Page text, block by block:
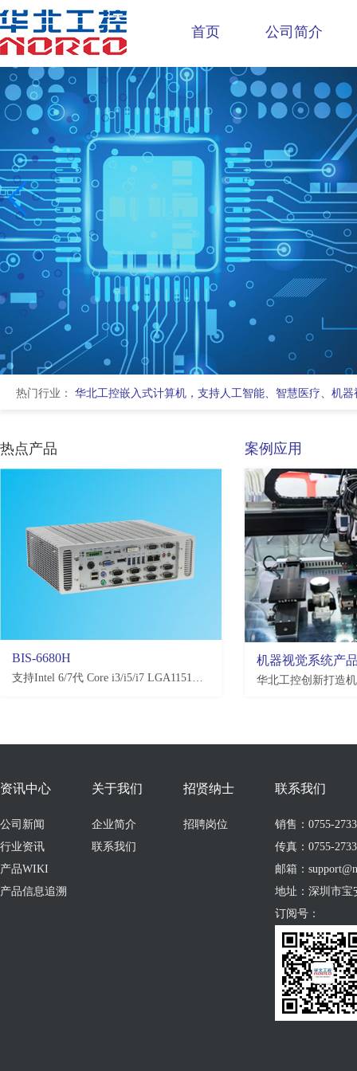
首页 公司简介
热门行业： 华北工控嵌入式计算机，支持人工智能、智慧医疗、机
热点产品
BIS-6680H
支持Intel 6/7代 Core i3/i5/i7 LGA1151处理器，H110/Q170/C236，4*USB3.0, 4*USB2.0，2-10*COM(可选)
EMB-3581
案例应用
机器视觉系统产
资讯中心
公司新闻
行业资讯
产品WIKI
产品信息追溯
关于我们
企业简介
联系我们
招贤纳士
招聘岗位
联系我们
销售：0755-
传真：0755-
邮箱：
地址：深圳市宝
订阅号：